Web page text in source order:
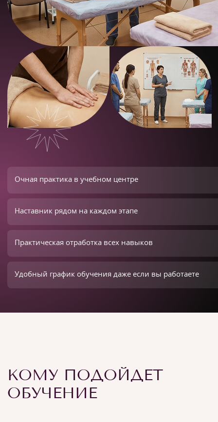
Очная практика в учебном центре
Наставник рядом на каждом этапе
Практическая отработка всех навыков
Удобный график обучения даже если вы работаете
КОМУ ПОДОЙДЕТ
ОБУЧЕНИЕ